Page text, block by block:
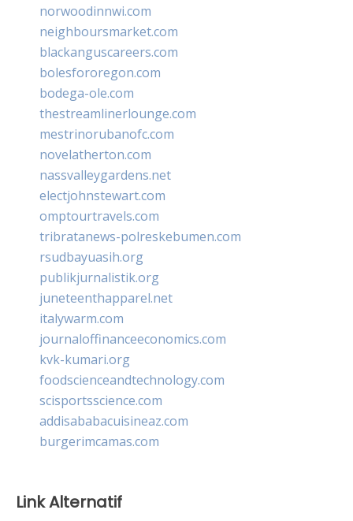
norwoodinnwi.com
neighboursmarket.com
blackanguscareers.com
bolesfororegon.com
bodega-ole.com
thestreamlinerlounge.com
mestrinorubanofc.com
novelatherton.com
nassvalleygardens.net
electjohnstewart.com
omptourtravels.com
tribratanews-polreskebumen.com
rsudbayuasih.org
publikjurnalistik.org
juneteenthapparel.net
italywarm.com
journaloffinanceeconomics.com
kvk-kumari.org
foodscienceandtechnology.com
scisportsscience.com
addisababacuisineaz.com
burgerimcamas.com
Link Alternatif